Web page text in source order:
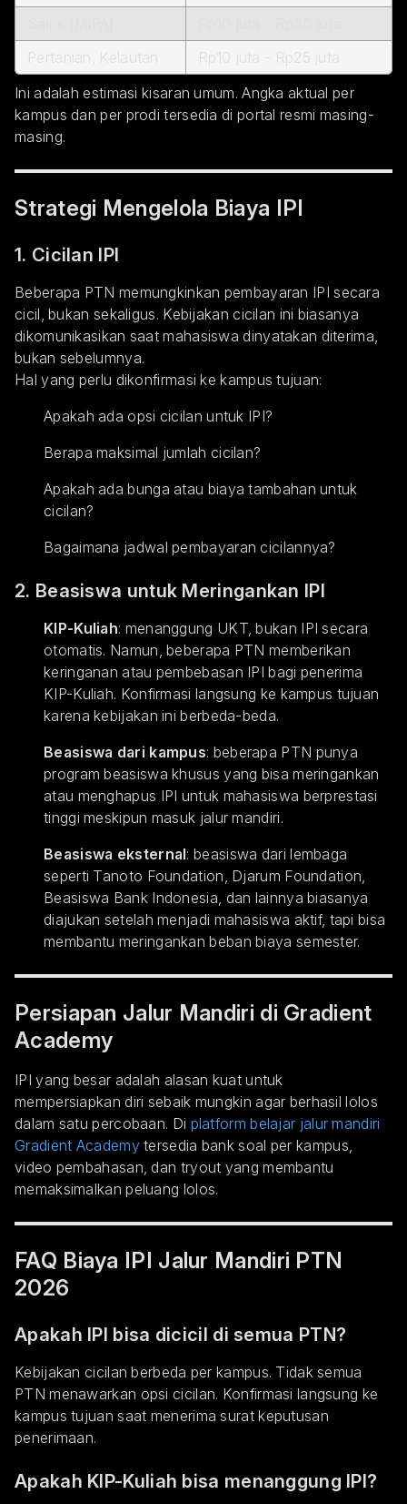
Ini adalah estimasi kisaran umum. Angka aktual per
kampus dan per prodi tersedia di portal resmi masing-
masing.
Strategi Mengelola Biaya IPI
1. Cicilan IPI
Beberapa PTN memungkinkan pembayaran IPI secara
cicil, bukan sekaligus. Kebijakan cicilan ini biasanya
dikomunikasikan saat mahasiswa dinyatakan diterima,
bukan sebelumnya.
Hal yang perlu dikonfirmasi ke kampus tujuan:
Apakah ada opsi cicilan untuk IPI?
Berapa maksimal jumlah cicilan?
Apakah ada bunga atau biaya tambahan untuk
cicilan?
Bagaimana jadwal pembayaran cicilannya?
2. Beasiswa untuk Meringankan IPI
KIP-Kuliah: menanggung UKT, bukan IPI secara
otomatis. Namun, beberapa PTN memberikan
keringanan atau pembebasan IPI bagi penerima
KIP-Kuliah. Konfirmasi langsung ke kampus tujuan
karena kebijakan ini berbeda-beda.
Beasiswa dari kampus: beberapa PTN punya
program beasiswa khusus yang bisa meringankan
atau menghapus IPI untuk mahasiswa berprestasi
tinggi meskipun masuk jalur mandiri.
Beasiswa eksternal: beasiswa dari lembaga
seperti Tanoto Foundation, Djarum Foundation,
Beasiswa Bank Indonesia, dan lainnya biasanya
diajukan setelah menjadi mahasiswa aktif, tapi bisa
membantu meringankan beban biaya semester.
Persiapan Jalur Mandiri di Gradient
Academy
IPI yang besar adalah alasan kuat untuk
mempersiapkan diri sebaik mungkin agar berhasil lolos
dalam satu percobaan. Di platform belajar jalur mandiri
Gradient Academytersedia bank soal per kampus,
video pembahasan, dan tryout yang membantu
memaksimalkan peluang lolos.
FAQ Biaya IPI Jalur Mandiri PTN
2026
Apakah IPI bisa dicicil di semua PTN?
Kebijakan cicilan berbeda per kampus. Tidak semua
PTN menawarkan opsi cicilan. Konfirmasi langsung ke
kampus tujuan saat menerima surat keputusan
penerimaan.
Apakah KIP-Kuliah bisa menanggung IPI?